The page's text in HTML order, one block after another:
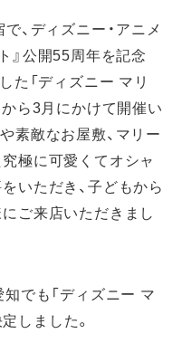
、ディズニー・アニメ
』公開55周年を記念
た「ディズニー マリ
ら3月にかけて開催い
素敵なお屋敷、マリー
極に可愛くてオシャ
いただき、子どもから
ご来店いただきまし
でも「ディズニー マ
しました。